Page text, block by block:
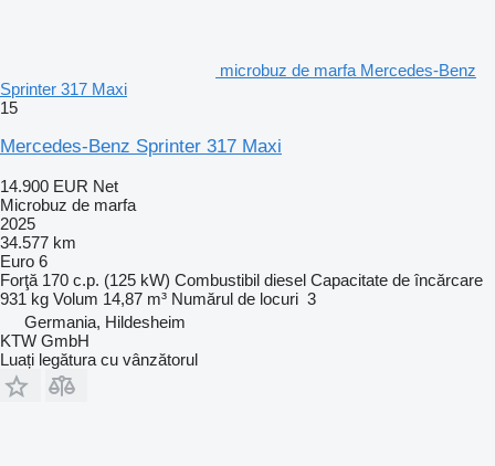
microbuz de marfa Mercedes-Benz
Sprinter 317 Maxi
15
Mercedes-Benz Sprinter 317 Maxi
14.900 EUR Net
Microbuz de marfa
2025
34.577 km
Euro 6
Forţă 170 c.p. (125 kW) Combustibil diesel Capacitate de încărcare
931 kg Volum 14,87 m³ Numărul de locuri 3
Germania, Hildesheim
KTW GmbH
Luați legătura cu vânzătorul